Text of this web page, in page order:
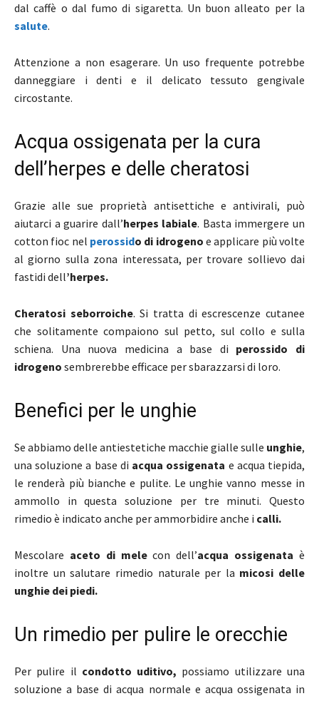
dal caffè o dal fumo di sigaretta. Un buon alleato per la
salute.
Attenzione a non esagerare. Un uso frequente potrebbe
danneggiare i denti e il delicato tessuto gengivale
circostante.
Acqua ossigenata per la cura
dell’herpes e delle cheratosi
Grazie alle sue proprietà antisettiche e antivirali, può
aiutarci a guarire dall’herpes labiale. Basta immergere un
cotton fioc nel perossido di idrogeno e applicare più volte
al giorno sulla zona interessata, per trovare sollievo dai
fastidi dell’herpes.
Cheratosi seborroiche. Si tratta di escrescenze cutanee
che solitamente compaiono sul petto, sul collo e sulla
schiena. Una nuova medicina a base di perossido di
idrogeno sembrerebbe efficace per sbarazzarsi di loro.
Benefici per le unghie
Se abbiamo delle antiestetiche macchie gialle sulle unghie,
una soluzione a base di acqua ossigenata e acqua tiepida,
le renderà più bianche e pulite. Le unghie vanno messe in
ammollo in questa soluzione per tre minuti. Questo
rimedio è indicato anche per ammorbidire anche i calli.
Mescolare aceto di melecon dell’acqua ossigenataè
inoltre un salutare rimedio naturale per la micosi delle
unghie dei piedi.
Un rimedio per pulire le orecchie
Per pulire il condotto uditivo, possiamo utilizzare una
soluzione a base di acqua normale e acqua ossigenata in